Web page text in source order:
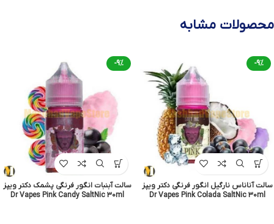
محصولات مشابه
-9%
سالت آناناس نارگیل انگور فرنگی دکتر ویپز
Dr Vapes Pink Colada SaltNic 30ml
-9%
سالت آبنبات انگور فرنگی پشمک دکتر ویپز
Dr Vapes Pink Candy SaltNic 30ml